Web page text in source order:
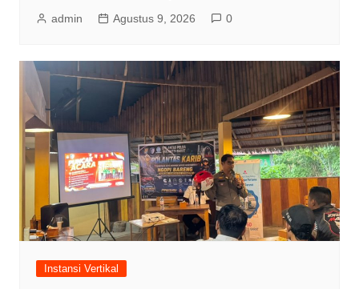
admin Agustus 9, 2026 0
Instansi Vertikal